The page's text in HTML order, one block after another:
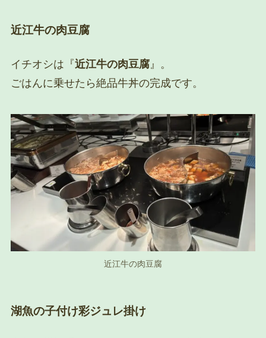
近江牛の肉豆腐
イチオシは『近江牛の肉豆腐』。
ごはんに乗せたら絶品牛丼の完成です。
近江牛の肉豆腐
湖魚の子付け彩ジュレ掛け